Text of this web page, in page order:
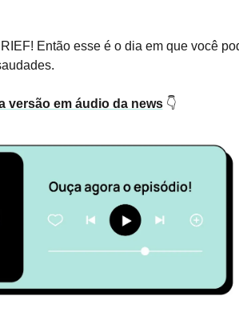
Então esse é o dia em que você
versão em áudio da news👇